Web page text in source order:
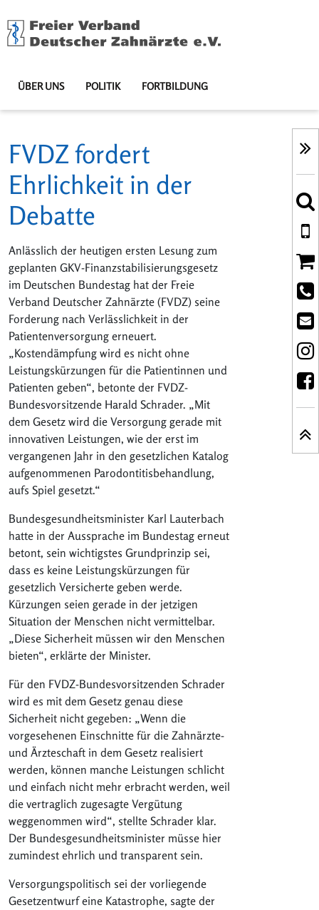
ÜBER UNS POLITIK FORTBILDUNG
FVDZ fordert
Ehrlichkeit in der
Debatte
Anlässlich der heutigen ersten Lesung zum
geplanten GKV-Finanzstabilisierungsgesetz
im Deutschen Bundestag hat der Freie
Verband Deutscher Zahnärzte (FVDZ) seine
Forderung nach Verlässlichkeit in der
Patientenversorgung erneuert.
„Kostendämpfung wird es nicht ohne
Leistungskürzungen für die Patientinnen und
Patienten geben“, betonte der FVDZ-
Bundesvorsitzende Harald Schrader. „Mit
dem Gesetz wird die Versorgung gerade mit
innovativen Leistungen, wie der erst im
vergangenen Jahr in den gesetzlichen Katalog
aufgenommenen Parodontitisbehandlung,
aufs Spiel gesetzt.“
Bundesgesundheitsminister Karl Lauterbach
hatte in der Aussprache im Bundestag erneut
betont, sein wichtigstes Grundprinzip sei,
dass es keine Leistungskürzungen für
gesetzlich Versicherte geben werde.
Kürzungen seien gerade in der jetzigen
Situation der Menschen nicht vermittelbar.
„Diese Sicherheit müssen wir den Menschen
bieten“, erklärte der Minister.
Für den FVDZ-Bundesvorsitzenden Schrader
wird es mit dem Gesetz genau diese
Sicherheit nicht gegeben: „Wenn die
vorgesehenen Einschnitte für die Zahnärzte-
und Ärzteschaft in dem Gesetz realisiert
werden, können manche Leistungen schlicht
und einfach nicht mehr erbracht werden, weil
die vertraglich zugesagte Vergütung
weggenommen wird“, stellte Schrader klar.
Der Bundesgesundheitsminister müsse hier
zumindest ehrlich und transparent sein.
Versorgungspolitisch sei der vorliegende
Gesetzentwurf eine Katastrophe, sagte der